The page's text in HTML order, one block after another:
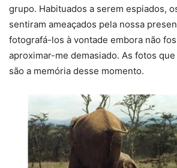
grupo. Habituados a serem espiados,
sentiram ameaçados pela nossa
fotografá-los à vontade embora não
aproximar-me demasiado. As fotos
são a memória desse momento.